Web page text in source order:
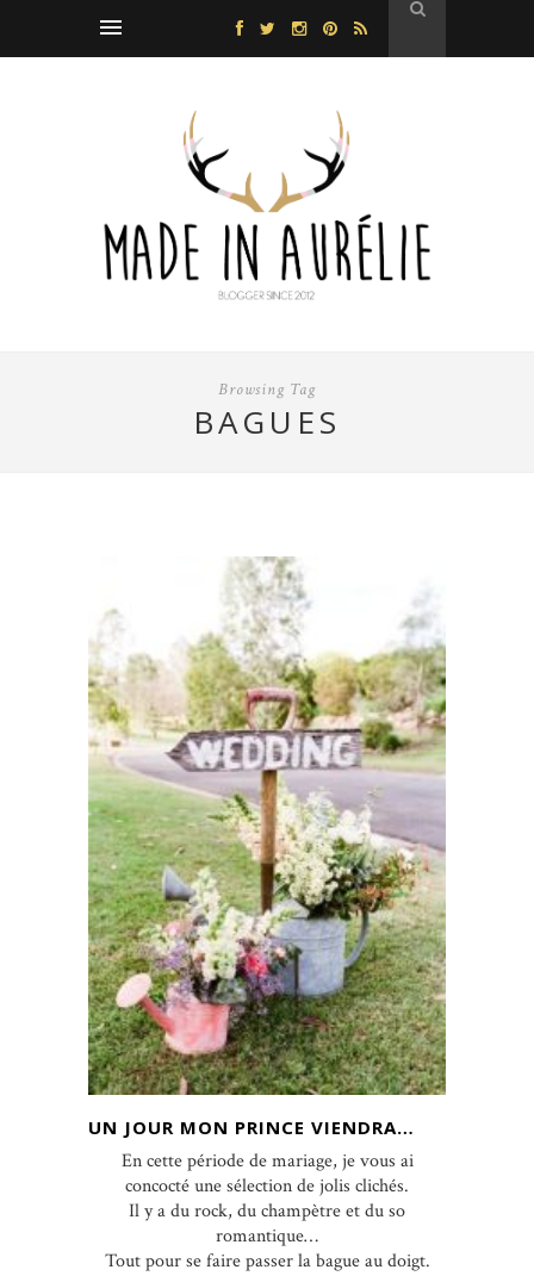
Browsing Tag
BAGUES
UN JOUR MON PRINCE VIENDRA…
En cette période de mariage, je vous ai
concocté une sélection de jolis clichés.
Il y a du rock, du champètre et du so
romantique…
Tout pour se faire passer la bague au doigt.